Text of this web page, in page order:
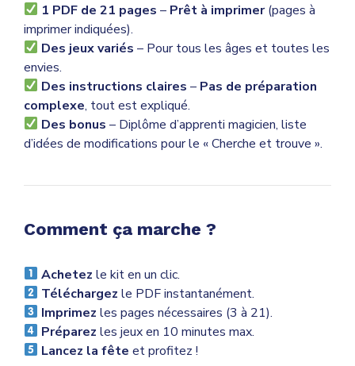
1 PDF de 21 pages – Prêt à imprimer(pages à
imprimer indiquées).
Des jeux variés – Pour tous les âges et toutes les
envies.
Des instructions claires – Pas de préparation
complexe, tout est expliqué.
Des bonus – Diplôme d’apprenti magicien, liste
d’idées de modifications pour le « Cherche et trouve ».
Comment ça marche ?
Achetez le kit en un clic.
Téléchargez le PDF instantanément.
Imprimez les pages nécessaires (3 à 21).
Préparez les jeux en 10 minutes max.
Lancez la fête et profitez !